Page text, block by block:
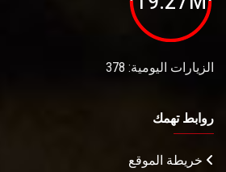
الزيارات اليومية: 378
روابط تهمك
خريطة الموقع